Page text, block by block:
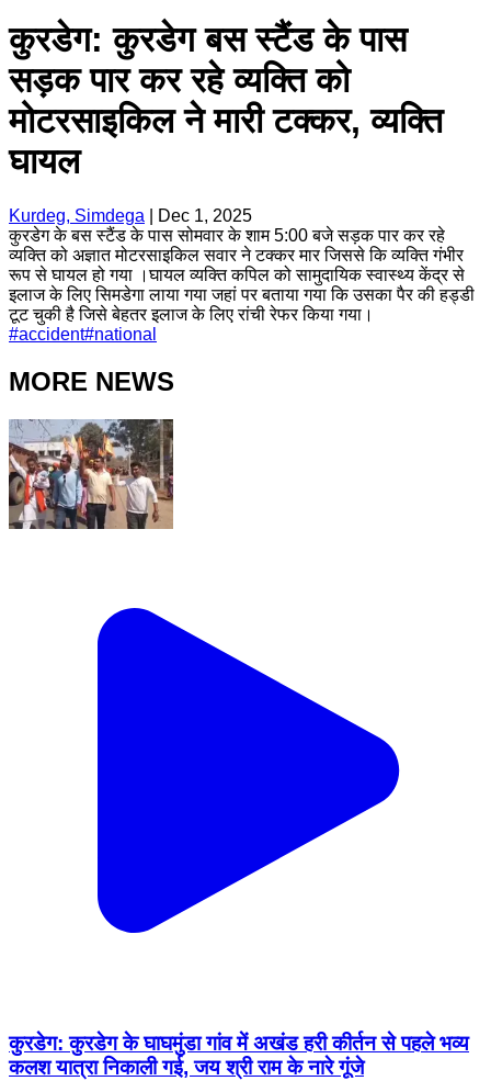
कुरडेग: कुरडेग बस स्टैंड के पास
सड़क पार कर रहे व्यक्ति को
मोटरसाइकिल ने मारी टक्कर, व्यक्ति
घायल
Kurdeg, Simdega
Dec 1, 2025
कुरडेग के बस स्टैंड के पास सोमवार के शाम 5:00 बजे सड़क पार कर रहे
व्यक्ति को अज्ञात मोटरसाइकिल सवार ने टक्कर मार जिससे कि व्यक्ति गंभीर
रूप से घायल हो गया ।घायल व्यक्ति कपिल को सामुदायिक स्वास्थ्य केंद्र से
इलाज के लिए सिमडेगा लाया गया जहां पर बताया गया कि उसका पैर की हड्डी
टूट चुकी है जिसे बेहतर इलाज के लिए रांची रेफर किया गया।
#accident#national
MORE NEWS
कुरडेग: कुरडेग के घाघमुंडा गांव में अखंड हरी कीर्तन से पहले भव्य
कलश यात्रा निकाली गई, जय श्री राम के नारे गूंजे